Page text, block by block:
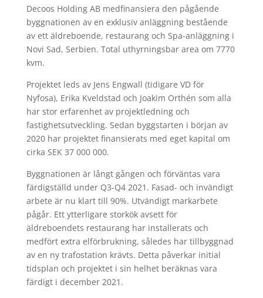
Decoos Holding AB medfinansiera den pågående
byggnationen av en exklusiv anläggning bestående
av ett äldreboende, restaurang och Spa-anläggning i
Novi Sad, Serbien. Total uthyrningsbar area om 7770
kvm.
Projektet leds av Jens Engwall (tidigare VD för
Nyfosa), Erika Kveldstad och Joakim Orthén som alla
har stor erfarenhet av projektledning och
fastighetsutveckling. Sedan byggstarten i början av
2020 har projektet finansierats med eget kapital om
cirka SEK 37 000 000.
Byggnationen är långt gången och förväntas vara
färdigställd under Q3-Q4 2021. Fasad- och invändigt
arbete är nu klart till 90%. Utvändigt markarbete
pågår. Ett ytterligare storkök avsett för
äldreboendets restaurang har installerats och
medfört extra elförbrukning, således har tillbyggnad
av en ny trafostation krävts. Detta påverkar initial
tidsplan och projektet i sin helhet beräknas vara
färdigt i december 2021.